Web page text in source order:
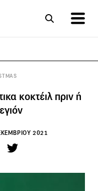
ΑΡΘΡΑ
κοκτέιλ πριν ή
2021